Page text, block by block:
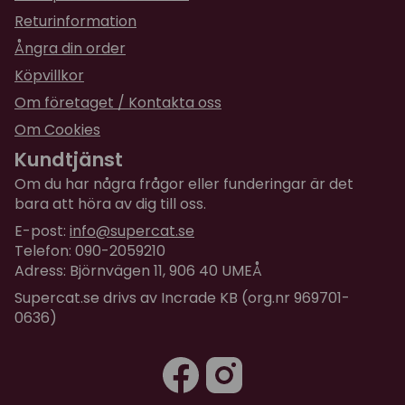
Returinformation
Ångra din order
Köpvillkor
Om företaget / Kontakta oss
Om Cookies
Kundtjänst
Om du har några frågor eller funderingar är det
bara att höra av dig till oss.
E-post: info@supercat.se
Telefon: 090-2059210
Adress: Björnvägen 11, 906 40 UMEÅ
Supercat.se drivs av Incrade KB (org.nr 969701-
0636)